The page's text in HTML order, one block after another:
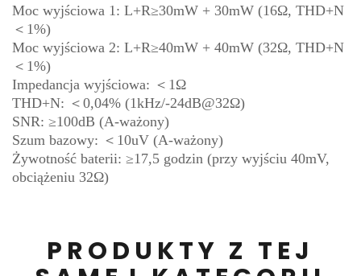
Moc wyjściowa 1: L+R≥30mW + 30mW (16Ω, THD+N
＜1%)
Moc wyjściowa 2: L+R≥40mW + 40mW (32Ω, THD+N
＜1%)
Impedancja wyjściowa: ＜1Ω
THD+N: ＜0,04% (1kHz/-24dB@32Ω)
SNR: ≥100dB (A-ważony)
Szum bazowy: ＜10uV (A-ważony)
Żywotność baterii: ≥17,5 godzin (przy wyjściu 40mV,
obciążeniu 32Ω)
PRODUKTY Z TEJ